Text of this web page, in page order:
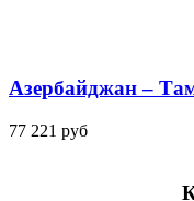
Азербайджан –
77 221 руб